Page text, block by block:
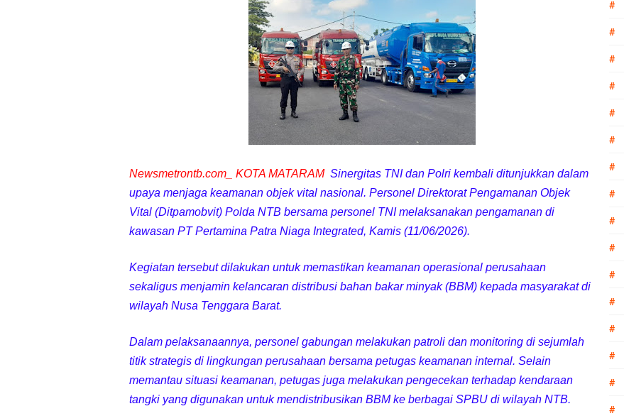
Tim URC Polres Lombok Timur Ringkus Pelaku Curanmor Bersana BB
Polsek Gunungsari Kawal keamanan Acara Selamatan Bendungan Meninting
Samapta Polresta Mataram Patroli di Wilayah Ampenan
Sosialisasi Pilkades Serentak 2026 Digelar, Polsek Narmada Siap Jaga Kondusivitas
Kapolda NTB Matangkan Pengamanan MotoGP 2026
Newsmetrontb.com_ KOTA MATARAM Sinergitas TNI dan Polri kembali ditunjukkan dalam
upaya menjaga keamanan objek vital nasional. Personel Direktorat Pengamanan Objek
Vital (Ditpamobvit) Polda NTB bersama personel TNI melaksanakan pengamanan di
kawasan PT Pertamina Patra Niaga Integrated, Kamis (11/06/2026).
Kegiatan tersebut dilakukan untuk memastikan keamanan operasional perusahaan
sekaligus menjamin kelancaran distribusi bahan bakar minyak (BBM) kepada masyarakat di
wilayah Nusa Tenggara Barat.
Dalam pelaksanaannya, personel gabungan melakukan patroli dan monitoring di sejumlah
titik strategis di lingkungan perusahaan bersama petugas keamanan internal. Selain
memantau situasi keamanan, petugas juga melakukan pengecekan terhadap kendaraan
tangki yang digunakan untuk mendistribusikan BBM ke berbagai SPBU di wilayah NTB.
#
#
#
#
#
#
#
#
#
#
#
#
#
#
#
#